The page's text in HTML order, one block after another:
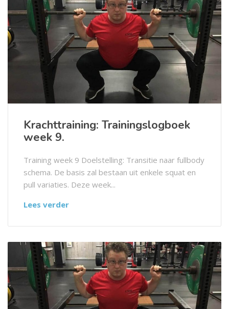
Krachttraining: Trainingslogboek
week 9.
Training week 9 Doelstelling: Transitie naar fullbody
schema. De basis zal bestaan uit enkele squat en
pull variaties. Deze week...
Lees verder